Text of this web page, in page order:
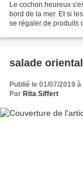
Le cochon heureux
bord de la mer. Et si
se régaler de produits
salade
Publié le 01/07/2019
Par Rita Siffert